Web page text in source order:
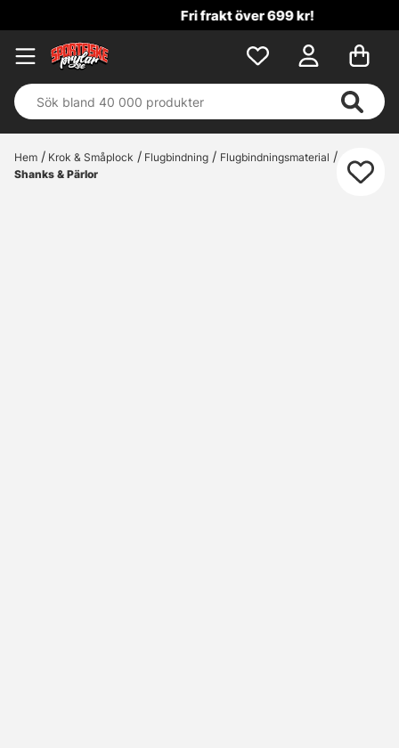
Fri frakt över 699 kr!
Hem Krok & Småplock Flugbindning
Flugbindningsmaterial
Shanks & Pärlor